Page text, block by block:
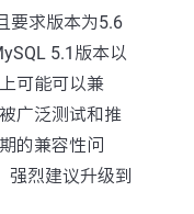
要求版本为5.6
5.1版本以
可能可以兼
广泛测试和推
的兼容性问
烈建议升级到